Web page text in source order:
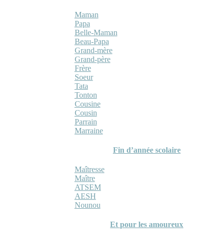
Maman
Papa
Belle-Maman
Beau-Papa
Grand-mère
Grand-père
Frère
Soeur
Tata
Tonton
Cousine
Cousin
Parrain
Marraine
Fin d’année scolaire
Maîtresse
Maître
ATSEM
AESH
Nounou
Et pour les amoureux